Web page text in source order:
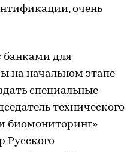
очень
банками для
на начальном этапе
специальные
технического
биомониторинг»
Русского